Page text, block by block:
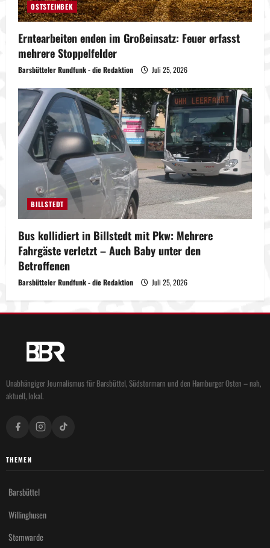
OSTSTEINBEK
Erntearbeiten enden im Großeinsatz: Feuer erfasst
mehrere Stoppelfelder
Barsbütteler Rundfunk - die Redaktion Juli 25, 2026
BILLSTEDT
Bus kollidiert in Billstedt mit Pkw: Mehrere
Fahrgäste verletzt – Auch Baby unter den
Betroffenen
Barsbütteler Rundfunk - die Redaktion Juli 25, 2026
Unabhängiger Journalismus für Barsbüttel, Südstormarn und den Hamburger Osten – nah,
aktuell, lokal.
THEMEN
Barsbüttel
Willinghusen
Stemwarde